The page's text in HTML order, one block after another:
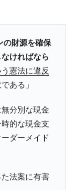
のウラで他業
て良くない。
院が『クーパ
額3兆7,000億
代駆逐艦
！ 日米の協調
助金を全廃 ⇒ 実
対前年同期比
の財源を確保
ければなら
憲法に違反
ある」
分別な現金
的な現金支
ダーメイド
た法案に有害